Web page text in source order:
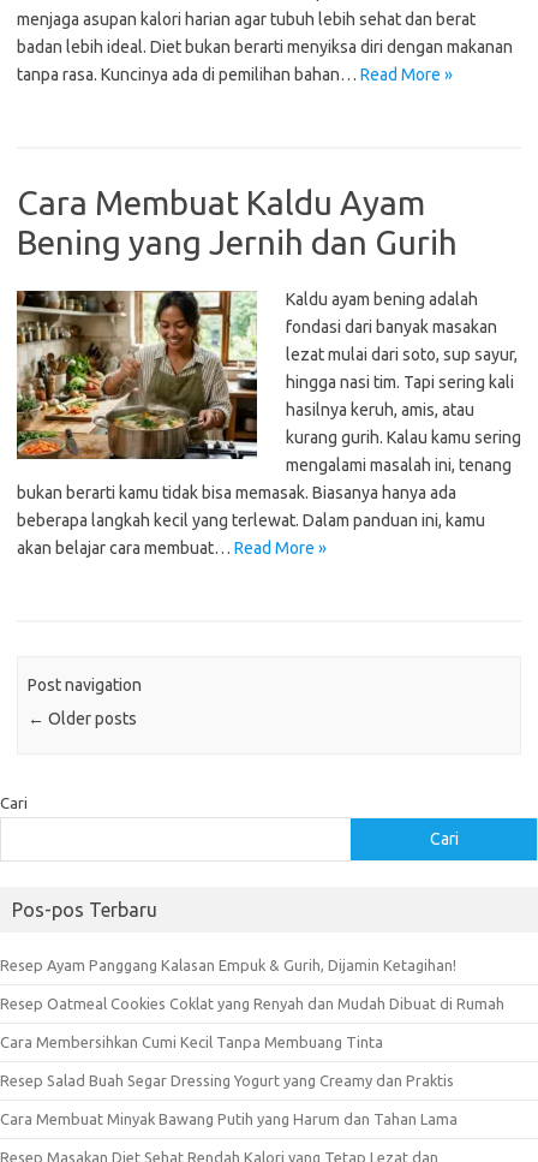
menjaga asupan kalori harian agar tubuh lebih sehat dan berat
badan lebih ideal. Diet bukan berarti menyiksa diri dengan makanan
tanpa rasa. Kuncinya ada di pemilihan bahan… Read More »
Cara Membuat Kaldu Ayam
Bening yang Jernih dan Gurih
Kaldu ayam bening adalah
fondasi dari banyak masakan
lezat mulai dari soto, sup sayur,
hingga nasi tim. Tapi sering kali
hasilnya keruh, amis, atau
kurang gurih. Kalau kamu sering
mengalami masalah ini, tenang
bukan berarti kamu tidak bisa memasak. Biasanya hanya ada
beberapa langkah kecil yang terlewat. Dalam panduan ini, kamu
akan belajar cara membuat… Read More »
Post navigation
← Older posts
Cari
Cari
Pos-pos Terbaru
Resep Ayam Panggang Kalasan Empuk & Gurih, Dijamin Ketagihan!
Resep Oatmeal Cookies Coklat yang Renyah dan Mudah Dibuat di Rumah
Cara Membersihkan Cumi Kecil Tanpa Membuang Tinta
Resep Salad Buah Segar Dressing Yogurt yang Creamy dan Praktis
Cara Membuat Minyak Bawang Putih yang Harum dan Tahan Lama
Resep Masakan Diet Sehat Rendah Kalori yang Tetap Lezat dan